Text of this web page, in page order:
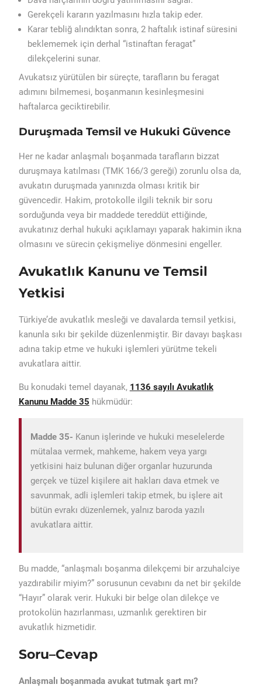
Gerekçeli kararın yazılmasını hızla takip eder.
Karar tebliğ alındıktan sonra, 2 haftalık istinaf süresini
beklememek için derhal “istinaftan feragat”
dilekçelerini sunar.
Avukatsız yürütülen bir süreçte, tarafların bu feragat
adımını bilmemesi, boşanmanın kesinleşmesini
haftalarca geciktirebilir.
Duruşmada Temsil ve Hukuki Güvence
Her ne kadar anlaşmalı boşanmada tarafların bizzat
duruşmaya katılması (TMK 166/3 gereği) zorunlu olsa da,
avukatın duruşmada yanınızda olması kritik bir
güvencedir. Hakim, protokolle ilgili teknik bir soru
sorduğunda veya bir maddede tereddüt ettiğinde,
avukatınız derhal hukuki açıklamayı yaparak hakimin ikna
olmasını ve sürecin çekişmeliye dönmesini engeller.
Avukatlık Kanunu ve Temsil
Yetkisi
Türkiye’de avukatlık mesleği ve davalarda temsil yetkisi,
kanunla sıkı bir şekilde düzenlenmiştir. Bir davayı başkası
adına takip etme ve hukuki işlemleri yürütme tekeli
avukatlara aittir.
Bu konudaki temel dayanak, 1136 sayılı Avukatlık
Kanunu Madde 35 hükmüdür:
Madde 35- Kanun işlerinde ve hukuki meselelerde
mütalaa vermek, mahkeme, hakem veya yargı
yetkisini haiz bulunan diğer organlar huzurunda
gerçek ve tüzel kişilere ait hakları dava etmek ve
savunmak, adli işlemleri takip etmek, bu işlere ait
bütün evrakı düzenlemek, yalnız baroda yazılı
avukatlara aittir.
Bu madde, “anlaşmalı boşanma dilekçemi bir arzuhalciye
yazdırabilir miyim?” sorusunun cevabını da net bir şekilde
“Hayır” olarak verir. Hukuki bir belge olan dilekçe ve
protokolün hazırlanması, uzmanlık gerektiren bir
avukatlık hizmetidir.
Soru–Cevap
Anlaşmalı boşanmada avukat tutmak şart mı?